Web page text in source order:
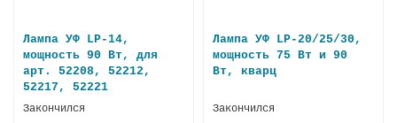
Лампа УФ LP-14,
мощность 90 Вт, для
арт. 52208, 52212,
52217, 52221
Закончился
Лампа УФ LP-20/25/30,
мощность 75 Вт и 90
Вт, кварц
Закончился